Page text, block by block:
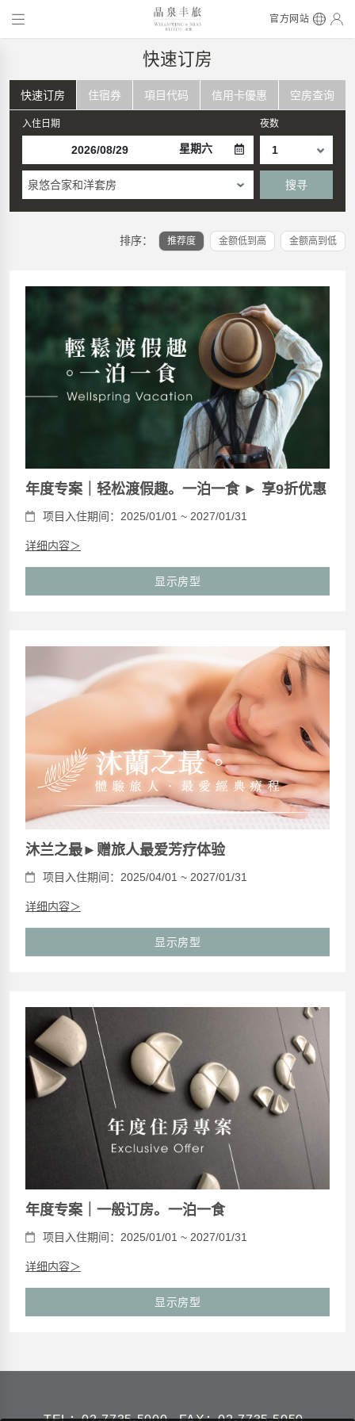
官方网站
快速订房
快速订房 住宿券 項目代码 信用卡優惠 空房查询
入住日期
星期六
夜数
泉悠合家和洋套房 搜寻
排序： 推荐度 金额低到高 金额高到低
年度专案｜轻松渡假趣。一泊一食 ► 享9折优惠
项目入住期间：2025/01/01 ~ 2027/01/31
详细内容＞
显示房型
沐兰之最►赠旅人最爱芳疗体验
项目入住期间：2025/04/01 ~ 2027/01/31
详细内容＞
显示房型
年度专案｜一般订房。一泊一食
项目入住期间：2025/01/01 ~ 2027/01/31
详细内容＞
显示房型